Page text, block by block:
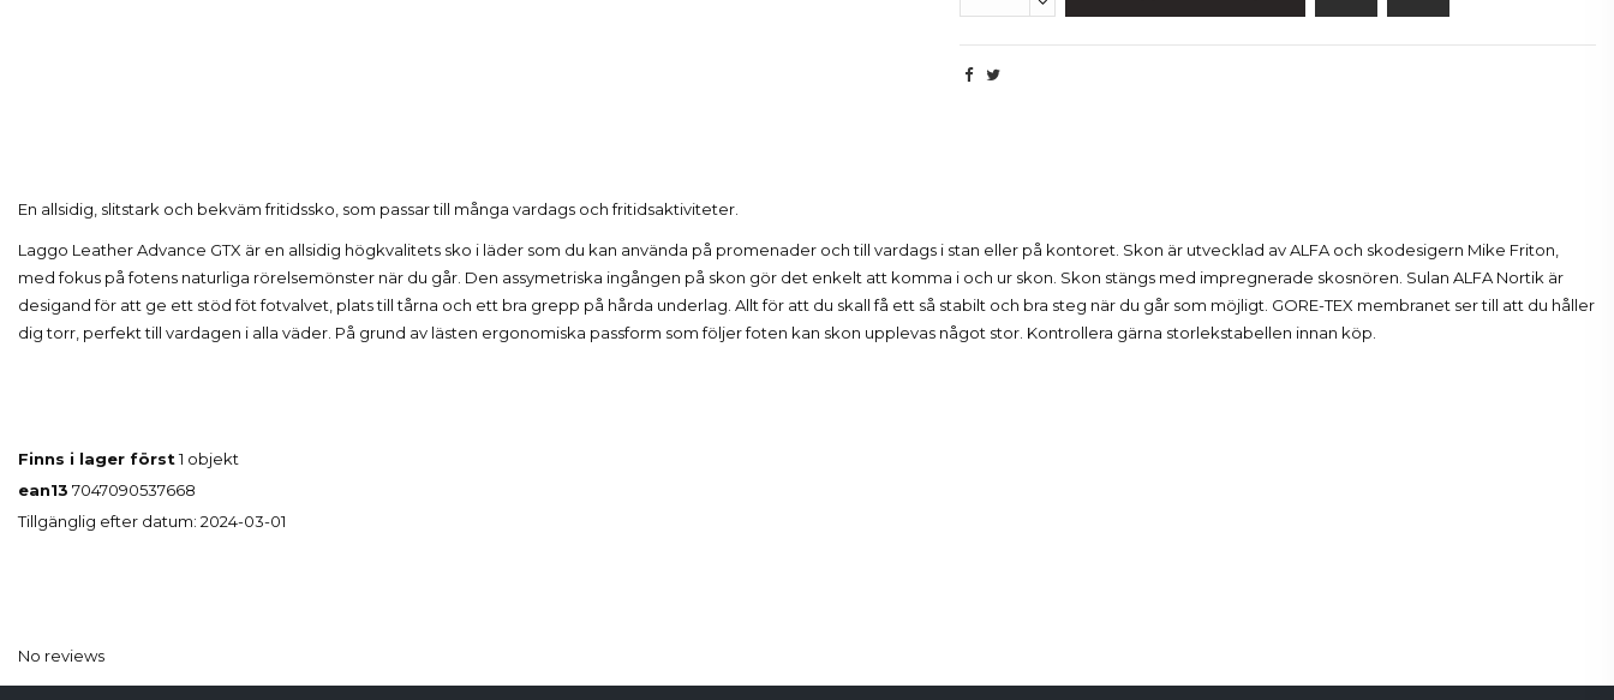
En allsidig, slitstark och bekväm fritidssko, som passar till många vardags och fritidsaktiviteter.
Laggo Leather Advance GTX är en allsidig högkvalitets sko i läder som du kan använda på promenader och till vardags i stan eller på kontoret. Skon är utvecklad av ALFA och skodesigern Mike Friton,
med fokus på fotens naturliga rörelsemönster när du går. Den assymetriska ingången på skon gör det enkelt att komma i och ur skon. Skon stängs med impregnerade skosnören. Sulan ALFA Nortik är
desigand för att ge ett stöd föt fotvalvet, plats till tårna och ett bra grepp på hårda underlag. Allt för att du skall få ett så stabilt och bra steg när du går som möjligt. GORE-TEX membranet ser till att du håller
dig torr, perfekt till vardagen i alla väder. På grund av lästen ergonomiska passform som följer foten kan skon upplevas något stor. Kontrollera gärna storlekstabellen innan köp.
Finns i lager först1 objekt
ean13 7047090537668
Tillgänglig efter datum: 2024-03-01
No reviews